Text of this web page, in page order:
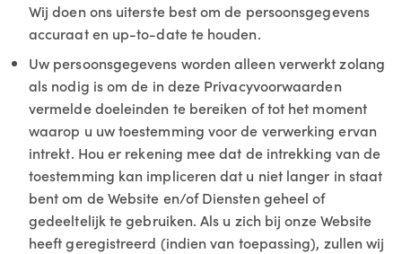
Wij doen ons uiterste best om de persoonsgegevens
accuraat en up-to-date te houden.
Uw persoonsgegevens worden alleen verwerkt zolang
als nodig is om de in deze Privacyvoorwaarden
vermelde doeleinden te bereiken of tot het moment
waarop u uw toestemming voor de verwerking ervan
intrekt. Hou er rekening mee dat de intrekking van de
toestemming kan impliceren dat u niet langer in staat
bent om de Website en/of Diensten geheel of
gedeeltelijk te gebruiken. Als u zich bij onze Website
heeft geregistreerd (indien van toepassing), zullen wij